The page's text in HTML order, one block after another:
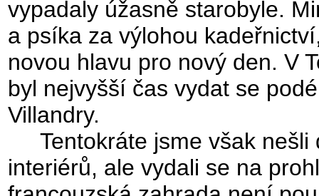
vypadaly úžasně starobyle.
a psíka za výlohou
novou hlavu pro nový den. V
byl nejvyšší čas vydat se
Villandry.
Tentokráte jsme však
interiérů, ale vydali se na